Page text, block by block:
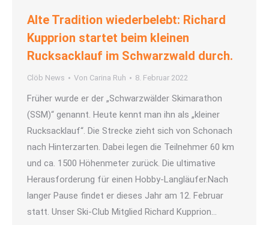
Alte Tradition wiederbelebt: Richard
Kupprion startet beim kleinen
Rucksacklauf im Schwarzwald durch.
Clöb News Von Carina Ruh 8. Februar 2022
Früher wurde er der „Schwarzwälder Skimarathon
(SSM)“ genannt. Heute kennt man ihn als „kleiner
Rucksacklauf“. Die Strecke zieht sich von Schonach
nach Hinterzarten. Dabei legen die Teilnehmer 60 km
und ca. 1500 Höhenmeter zurück. Die ultimative
Herausforderung für einen Hobby-Langläufer.Nach
langer Pause findet er dieses Jahr am 12. Februar
statt. Unser Ski-Club Mitglied Richard Kupprion…